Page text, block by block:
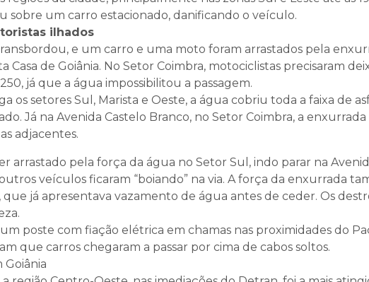
sobre um carro estacionado, danificando o veículo.
ilhados
e um carro e uma moto foram arrastados pela
Casa de Goiânia. No Setor Coimbra, motociclistas precisaram
já que a água impossibilitou a passagem.
os setores Sul, Marista e Oeste, a água cobriu toda a faixa de
Já na Avenida Castelo Branco, no Setor Coimbra, a enxurrada
adjacentes.
arrastado pela força da água no Setor Sul, indo parar na
veículos ficaram “boiando” na via. A força da enxurrada
já apresentava vazamento de água antes de ceder. Os
poste com fiação elétrica em chamas nas proximidades do
que carros chegaram a passar por cima de cabos soltos.